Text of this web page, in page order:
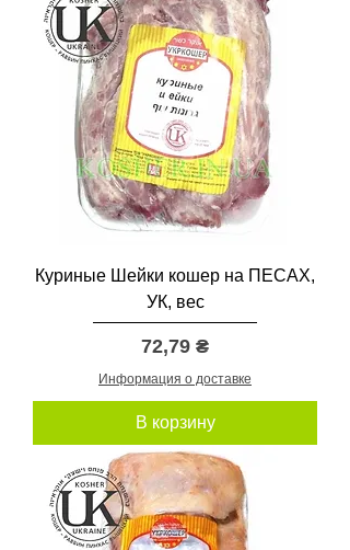
₴
з
а
2
5
0
Г
р
а
м
м
ы
Куриные Шейки кошер на ПЕСАХ,
УК, вес
Цена
72,79 ₴
Информация о доставке
В корзину